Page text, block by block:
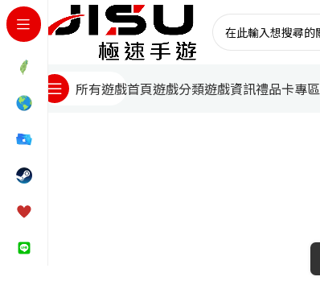
所有遊戲首頁遊戲分類遊戲資訊禮品卡專區